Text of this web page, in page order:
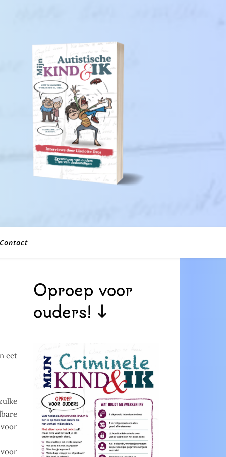
Contact
eet
Oproep voor
ouders! ↓